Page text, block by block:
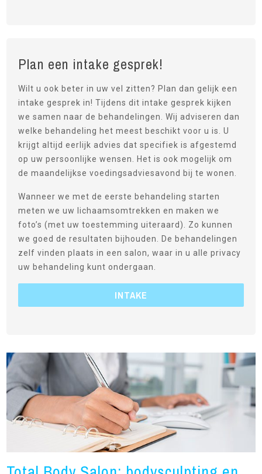
Plan een intake gesprek!
Wilt u ook beter in uw vel zitten? Plan dan gelijk een
intake gesprek in! Tijdens dit intake gesprek kijken
we samen naar de behandelingen. Wij adviseren dan
welke behandeling het meest beschikt voor u is. U
krijgt altijd eerlijk advies dat specifiek is afgestemd
op uw persoonlijke wensen. Het is ook mogelijk om
de maandelijkse voedingsadviesavond bij te wonen.
Wanneer we met de eerste behandeling starten
meten we uw lichaamsomtrekken en maken we
foto’s (met uw toestemming uiteraard). Zo kunnen
we goed de resultaten bijhouden. De behandelingen
zelf vinden plaats in een salon, waar in u alle privacy
uw behandeling kunt ondergaan.
INTAKE